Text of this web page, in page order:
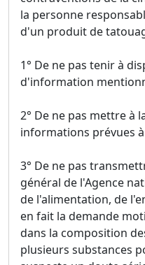
la personne
d'un produit de
1° De ne pas tenir à
d'information
2° De ne pas mettre à
informations prévues à
3° De ne pas
général de l'Agence
de l'alimentation, de
en fait la demande
dans la composition
plusieurs substances